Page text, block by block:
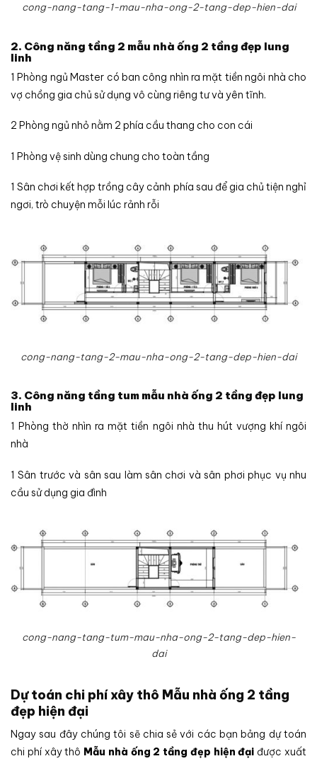
cong-nang-tang-1-mau-nha-ong-2-tang-dep-hien-dai
2. Công năng tầng 2 mẫu nhà ống 2 tầng đẹp lung
linh
1 Phòng ngủ Master có ban công nhìn ra mặt tiền ngôi nhà cho
vợ chồng gia chủ sử dụng vô cùng riêng tư và yên tĩnh.
2 Phòng ngủ nhỏ nằm 2 phía cầu thang cho con cái
1 Phòng vệ sinh dùng chung cho toàn tầng
1 Sân chơi kết hợp trồng cây cảnh phía sau để gia chủ tiện nghỉ
ngơi, trò chuyện mỗi lúc rảnh rỗi
cong-nang-tang-2-mau-nha-ong-2-tang-dep-hien-dai
3. Công năng tầng tum mẫu nhà ống 2 tầng đẹp lung
linh
1 Phòng thờ nhìn ra mặt tiền ngôi nhà thu hút vượng khí ngôi
nhà
1 Sân trước và sân sau làm sân chơi và sân phơi phục vụ nhu
cầu sử dụng gia đình
cong-nang-tang-tum-mau-nha-ong-2-tang-dep-hien-
dai
Dự toán chi phí xây thô Mẫu nhà ống 2 tầng
đẹp hiện đại
Ngay sau đây chúng tôi sẽ chia sẻ với các bạn bảng dự toán
chi phí xây thô Mẫu nhà ống 2 tầng đẹp hiện đại được xuất